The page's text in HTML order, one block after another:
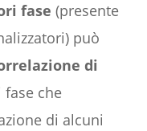
fase (presente
può
di
che
di alcuni